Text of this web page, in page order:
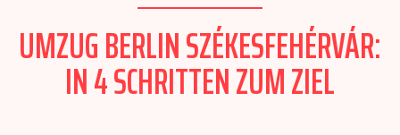
UMZUG BERLIN SZÉKESFEHÉRVÁR:
IN 4 SCHRITTEN ZUM ZIEL